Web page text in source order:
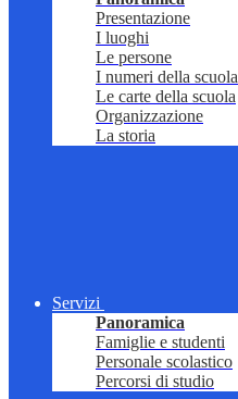
Presentazione
I luoghi
Le persone
I numeri della scuola
Le carte della scuola
Organizzazione
La storia
Servizi
Panoramica
Famiglie e studenti
Personale scolastico
Percorsi di studio